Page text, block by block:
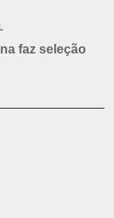
faz seleção